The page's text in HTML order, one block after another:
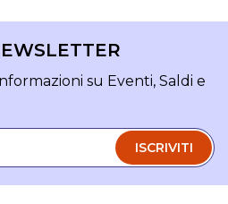
su Eventi, Saldi e
ISCRIVITI